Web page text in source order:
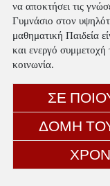
να αποκτήσει τις
Γυμνάσιο στον
μαθηματική Παιδεία
και ενεργό
κοινωνία.
ΣΕ
ΔΟΜΗ